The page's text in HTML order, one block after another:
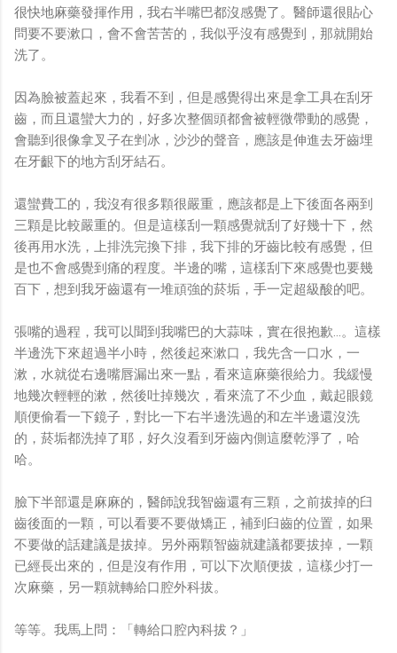
很快地麻藥發揮作用，我右半嘴巴都沒感覺了。醫師還很貼心
問要不要漱口，會不會苦苦的，我似乎沒有感覺到，那就開始
洗了。
因為臉被蓋起來，我看不到，但是感覺得出來是拿工具在刮牙
齒，而且還蠻大力的，好多次整個頭都會被輕微帶動的感覺，
會聽到很像拿叉子在剉冰，沙沙的聲音，應該是伸進去牙齒埋
在牙齦下的地方刮牙結石。
還蠻費工的，我沒有很多顆很嚴重，應該都是上下後面各兩到
三顆是比較嚴重的。但是這樣刮一顆感覺就刮了好幾十下，然
後再用水洗，上排洗完換下排，我下排的牙齒比較有感覺，但
是也不會感覺到痛的程度。半邊的嘴，這樣刮下來感覺也要幾
百下，想到我牙齒還有一堆頑強的菸垢，手一定超級酸的吧。
張嘴的過程，我可以聞到我嘴巴的大蒜味，實在很抱歉...。這樣
半邊洗下來超過半小時，然後起來漱口，我先含一口水，一
漱，水就從右邊嘴唇漏出來一點，看來這麻藥很給力。我緩慢
地幾次輕輕的漱，然後吐掉幾次，看來流了不少血，戴起眼鏡
順便偷看一下鏡子，對比一下右半邊洗過的和左半邊還沒洗
的，菸垢都洗掉了耶，好久沒看到牙齒內側這麼乾淨了，哈
哈。
臉下半部還是麻麻的，醫師說我智齒還有三顆，之前拔掉的臼
齒後面的一顆，可以看要不要做矯正，補到臼齒的位置，如果
不要做的話建議是拔掉。另外兩顆智齒就建議都要拔掉，一顆
已經長出來的，但是沒有作用，可以下次順便拔，這樣少打一
次麻藥，另一顆就轉給口腔外科拔。
等等。我馬上問：「轉給口腔內科拔？」